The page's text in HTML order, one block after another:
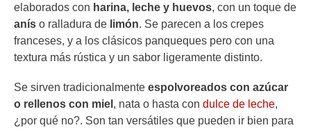
elaborados con harina, leche y huevos, con un toque de
anís o ralladura de limón. Se parecen a los crepes
franceses, y a los clásicos panqueques pero con una
textura más rústica y un sabor ligeramente distinto.
Se sirven tradicionalmente espolvoreados con azúcar
o rellenos con miel , nata o hasta con dulce de leche,
¿por qué no?. Son tan versátiles que pueden ir bien para